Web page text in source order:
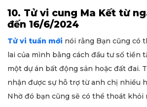
10. Tử vi cung Ma Kết từ
đến 16/6/2024
Tử vi tuần mới nói rằng Bạn cũng có
lai của mình bằng cách đầu tư số tiền
một dự án bất động sản hoặc đất đai.
nhận được sự hỗ trợ từ anh chị nhiều
Nhờ đó bạn cũng sẽ có thể thoát khỏi